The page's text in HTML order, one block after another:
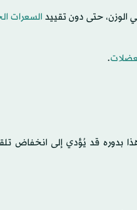
الوزن، حتى دون تقييد السعرات
.
بدوره قد يُؤدي إلى انخفاض